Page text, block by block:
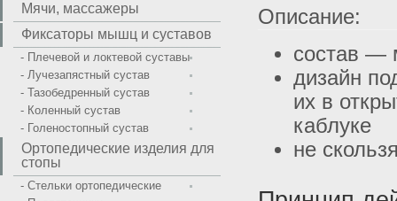
Описание:
состав —
дизайн
их в
каблуке
не
Мячи, массажеры
Фиксаторы мышц и суставов
- Плечевой и локтевой суставы
- Лучезапястный сустав
- Тазобедренный сустав
- Коленный сустав
- Голеностопный сустав
Ортопедические изделия для
стопы
- Стельки ортопедические